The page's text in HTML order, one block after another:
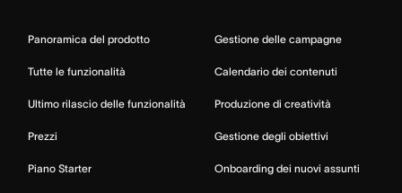
Panoramica del prodotto
Tutte le funzionalità
Ultimo rilascio delle funzionalità
Prezzi
Piano Starter
Gestione delle campagne
Calendario dei contenuti
Produzione di creatività
Gestione degli obiettivi
Onboarding dei nuovi assunti